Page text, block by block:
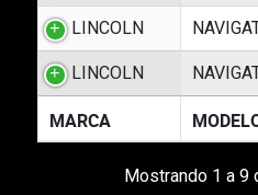
LINCOLN
LINCOLN
MARCA
Mostrando 1 a 9